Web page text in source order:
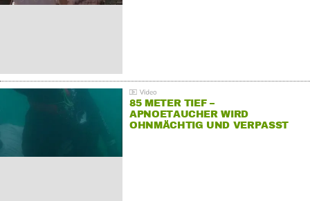
85 METER TIEF –
APNOETAUCHER WIRD
OHNMÄCHTIG UND VERPASST